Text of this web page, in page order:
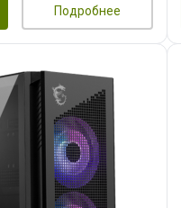
Подробнее